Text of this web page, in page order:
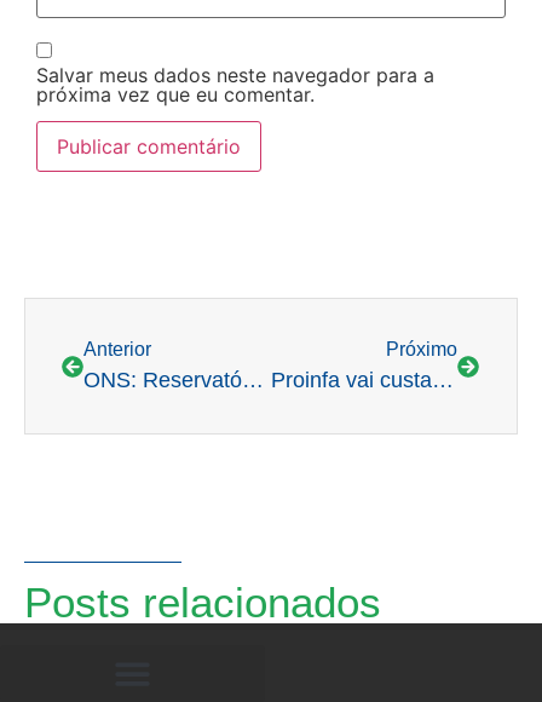
Salvar meus dados neste navegador para a
próxima vez que eu comentar.
Anterior
ONS: Reservatórios do SIN devem encerrar 2023 com níveis superiores a 50%
Próximo
Proinfa vai custar R$5 bilhões em 2024
Posts relacionados